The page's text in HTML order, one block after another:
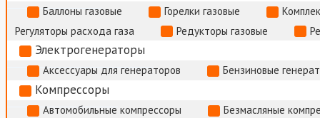
Баллоны газовые Горелки газовые
Регуляторы расхода газа
Редукторы газовые
Электрогенераторы
Аксессуары для генераторов Бензиновые
Компрессоры
Автомобильные компрессоры
Безмасляные